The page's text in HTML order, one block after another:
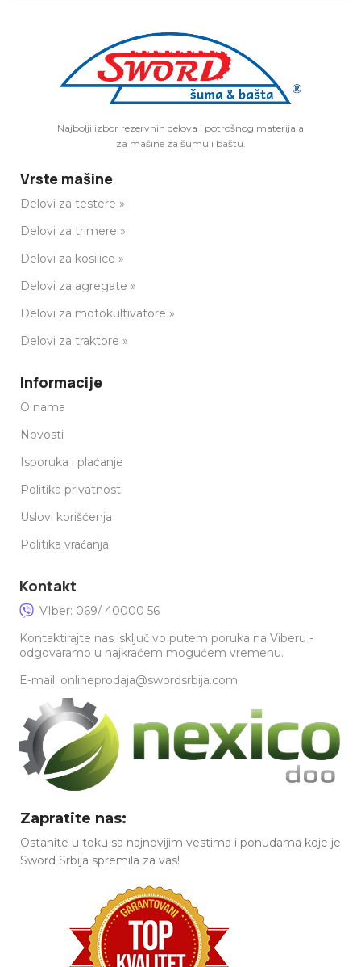
Najbolji izbor rezervnih delova i potrošnog materijala
za mašine za šumu i baštu.
Vrste mašine
Delovi za testere »
Delovi za trimere »
Delovi za kosilice »
Delovi za agregate »
Delovi za motokultivatore »
Delovi za traktore »
Informacije
O nama
Novosti
Isporuka i plaćanje
Politika privatnosti
Uslovi korišćenja
Politika vraćanja
Kontakt
VIber: 069/ 40000 56
Kontaktirajte nas isključivo putem poruka na Viberu -
odgovaramo u najkraćem mogućem vremenu.
E-mail: onlineprodaja@swordsrbija.com
Zapratite nas:
Ostanite u toku sa najnovijim vestima i ponudama koje je
Sword Srbija spremila za vas!